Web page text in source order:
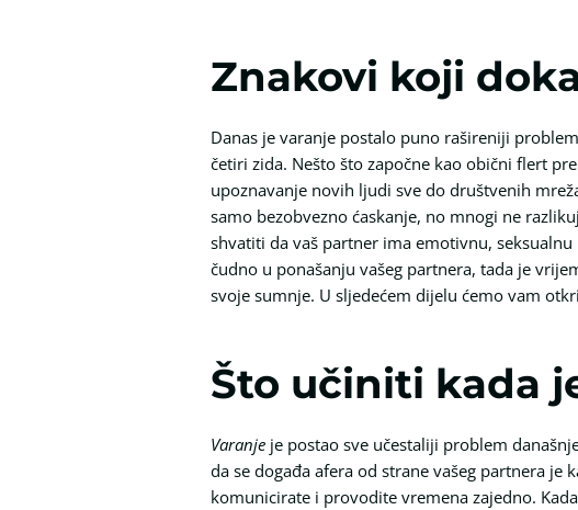
Znakovi koji
Danas je varanje postalo puno rašireniji
četiri zida. Nešto što započne kao obični flert
upoznavanje novih ljudi sve do društvenih
samo bezobvezno ćaskanje, no mnogi ne
shvatiti da vaš partner ima emotivnu,
čudno u ponašanju vašeg partnera, tada je
svoje sumnje. U sljedećem dijelu ćemo vam
Što učiniti kada
Varanje je postao sve učestaliji problem
da se događa afera od strane vašeg partnera
komunicirate i provodite vremena zajedno.